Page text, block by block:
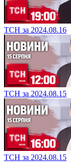
ТСН за 2024.08.16
ТСН за 2024.08.15
ТСН за 2024.08.15